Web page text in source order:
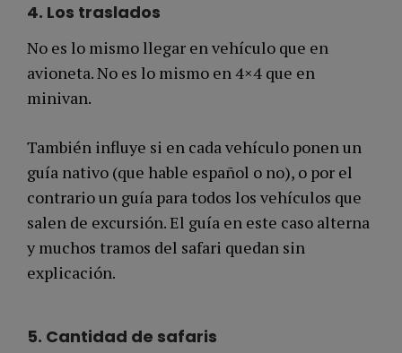
4. Los traslados
No es lo mismo llegar en vehículo que en
avioneta. No es lo mismo en 4×4 que en
minivan.
También influye si en cada vehículo ponen un
guía nativo (que hable español o no), o por el
contrario un guía para todos los vehículos que
salen de excursión. El guía en este caso alterna
y muchos tramos del safari quedan sin
explicación.
5. Cantidad de safaris